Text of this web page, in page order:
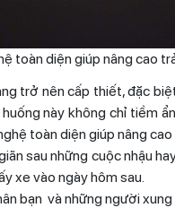
toàn diện giúp nâng cao
trở nên cấp thiết, đặc
này không chỉ tiềm
toàn diện giúp nâng
sau những cuộc nhậu
xe vào ngày hôm sau.
bạn và những người